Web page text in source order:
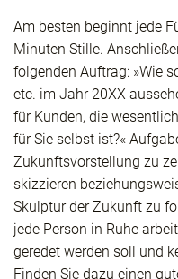
Am besten beginnt jede
Minuten Stille.
folgenden Auftrag: »Wie
etc. im Jahr 20XX
für Kunden, die
für Sie selbst ist?«
Zukunftsvorstellung zu
skizzieren
Skulptur der Zukunft zu
jede Person in Ruhe
geredet werden soll und
Finden Sie dazu einen